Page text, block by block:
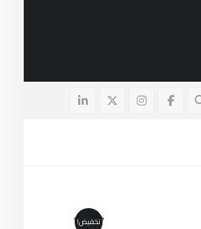
تخفيض!